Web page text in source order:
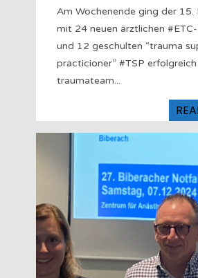
Am Wochenende ging der 15.
mit 24 neuen ärztlichen
und 12 geschulten “trauma
practicioner” #TSP erfolgreich
traumateam...